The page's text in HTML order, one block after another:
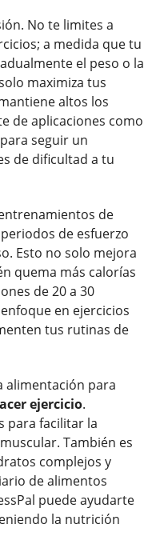
No te limites a
a medida que tu
el peso o la
maximiza tus
altos los
de aplicaciones como
seguir un
de dificultad a tu
de
de esfuerzo
Esto no solo mejora
quema más calorías
de 20 a 30
en ejercicios
tus rutinas de
alimentación para
ejercicio.
para facilitar la
También es
complejos y
de alimentos
puede ayudarte
la nutrición